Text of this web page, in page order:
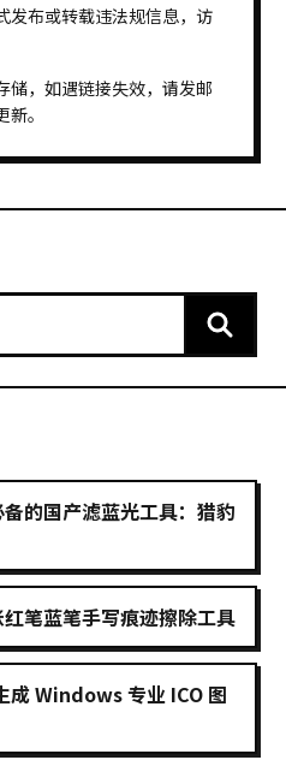
发布或转载违法规信息，访
储，如遇链接失效，请发邮
。
的国产滤蓝光工具：猎豹
笔蓝笔手写痕迹擦除工具
Windows 专业 ICO 图